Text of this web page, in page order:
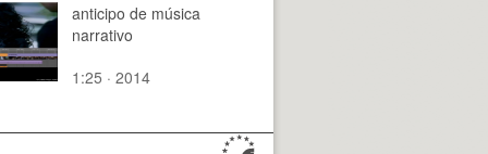
anticipo de música
narrativo
1:25 · 2014